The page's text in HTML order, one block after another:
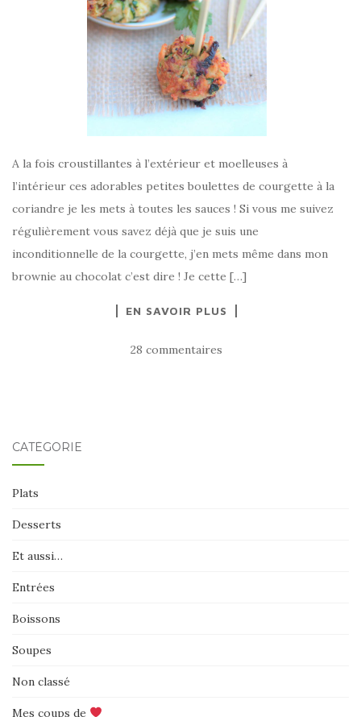
A la fois croustillantes à l’extérieur et moelleuses à
l’intérieur ces adorables petites boulettes de courgette à la
coriandre je les mets à toutes les sauces ! Si vous me suivez
régulièrement vous savez déjà que je suis une
inconditionnelle de la courgette, j’en mets même dans mon
brownie au chocolat c’est dire ! Je cette […]
EN SAVOIR PLUS
28 commentaires
CATÉGORIE
Plats
Desserts
Et aussi…
Entrées
Boissons
Soupes
Non classé
Mes coups de